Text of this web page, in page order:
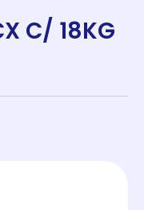
C/ 18KG